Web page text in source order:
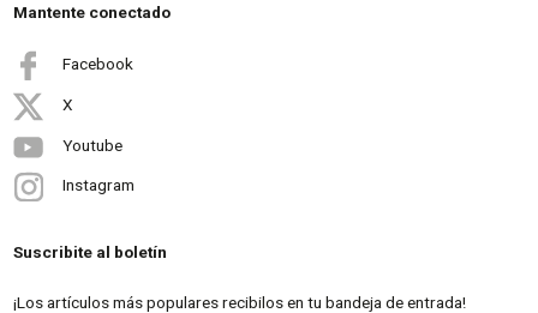
Mantente conectado
Facebook
X
Youtube
Instagram
Suscribite al boletín
¡Los artículos más populares recibilos en tu bandeja de entrada!